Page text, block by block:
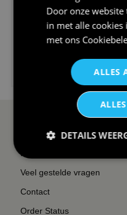
I love
Reviews
Veel gestelde vragen
Contact
Order Status
Door onze
in met alle
met ons
ALLES
DETAILS